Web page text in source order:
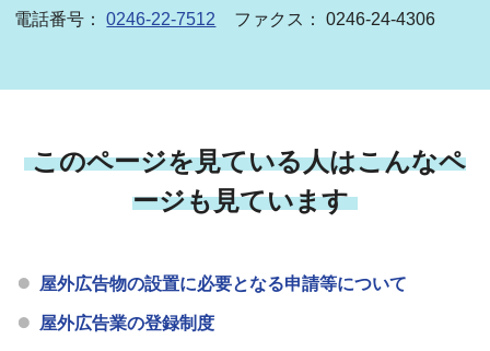
電話番号：0246-22-7512 ファクス： 0246-24-4306
このページを見ている人はこんなペ
ージも見ています
屋外広告物の設置に必要となる申請等について
屋外広告業の登録制度